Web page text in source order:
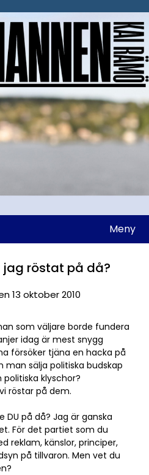
Meny
jag röstat på då?
13 oktober 2010
som väljare borde fundera
idag är mest snygg
försöker tjäna en hacka på
man sälja politiska budskap
klyschor?
röstar på dem.
DU på då? Jag är ganska
För det partiet som du
reklam, känslor, principer,
på tillvaron. Men vet du